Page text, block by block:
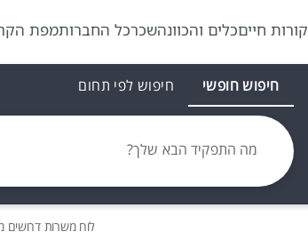
קורות חייםכלים והכוונהשכרכל החברותמפת
חיפוש חופשי חיפוש לפי תחום
מה התפקיד הבא שלך?
לוח משרותדרושים